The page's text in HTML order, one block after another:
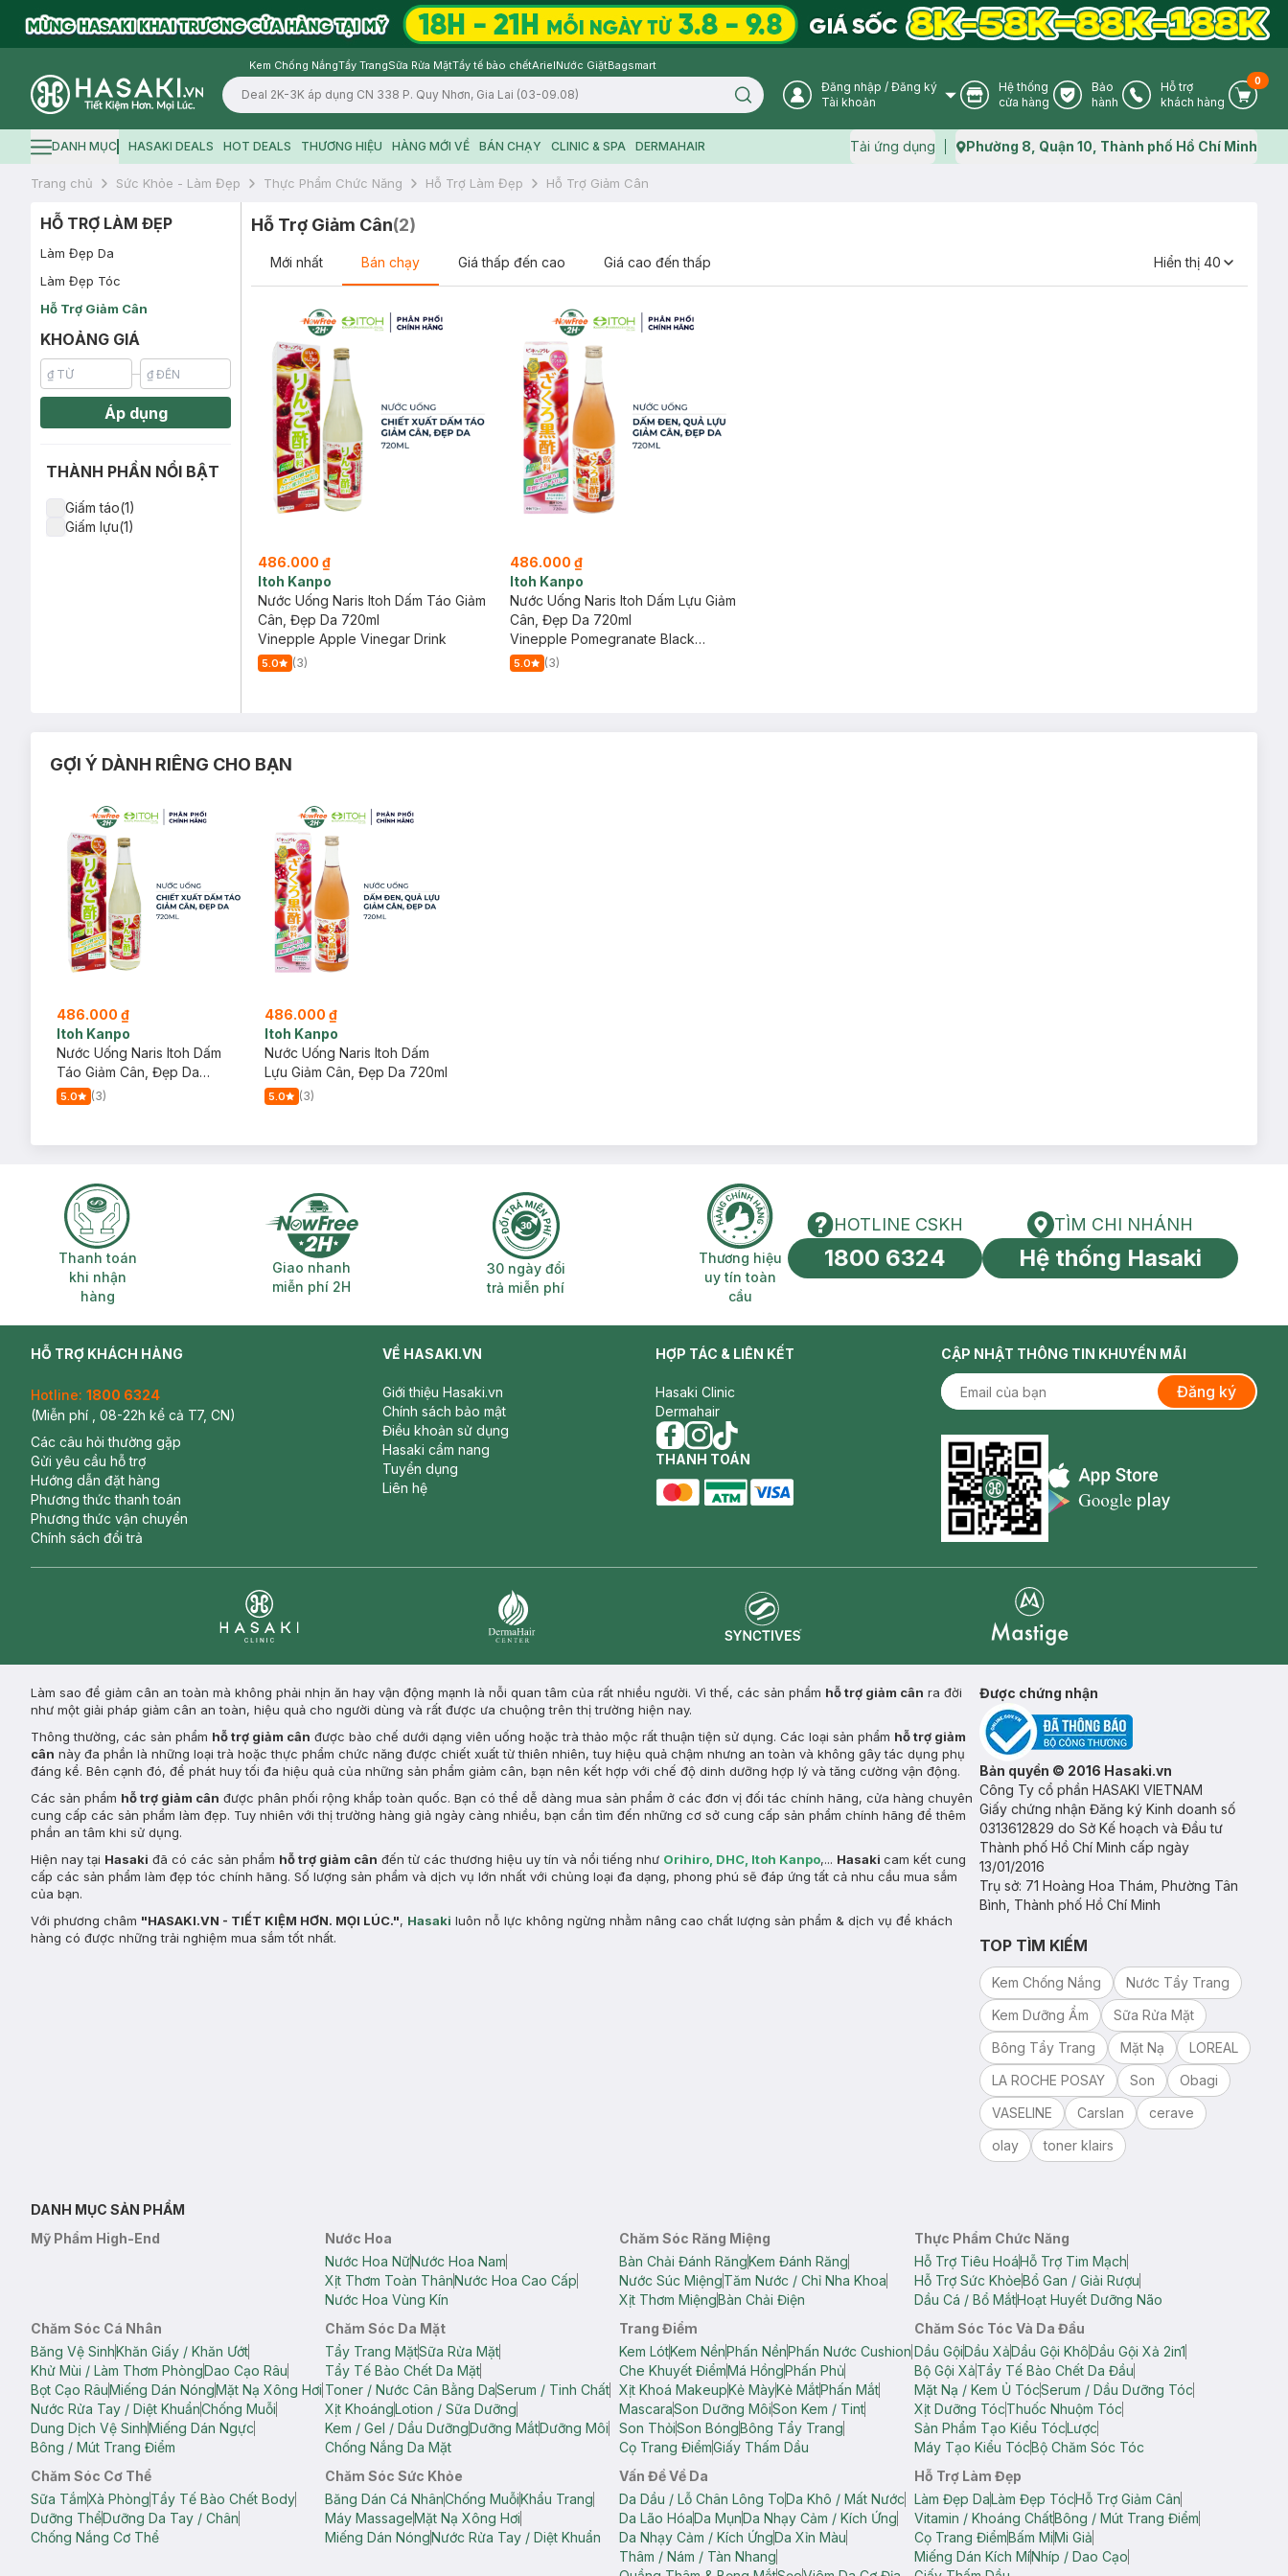
Kem Chống NắngTẩy TrangSữa Rửa MặtTẩy tế bào chếtArielNước GiặtBagsmart
Logo
Search icon User Icon
Đăng nhập / Đăng ký
Tài khoản
Store Icon
Hệ thống
cửa hàng
Warranty Icon
Bảo
hành
Phone Icon
Hỗ trợ
khách hàng
Cart
0
Hamburger icon
DANH MỤC HASAKI DEALS HOT DEALS THƯƠNG HIỆU HÀNG MỚI VỀ BÁN CHẠY CLINIC & SPA DERMAHAIR Tải ứng dụng Map icon
Phường 8, Quận 10, Thành phố Hồ Chí Minh
Trang chủ Sức Khỏe - Làm Đẹp Thực Phẩm Chức Năng Hỗ Trợ Làm Đẹp Hỗ Trợ Giảm Cân
HỖ TRỢ LÀM ĐẸP
Làm Đẹp Da
Làm Đẹp Tóc
Hỗ Trợ Giảm Cân
KHOẢNG GIÁ
Áp dụng
THÀNH PHẦN NỔI BẬT
Giấm táo(1)
Giấm lựu(1)
Hỗ Trợ Giảm Cân(2)
Mới nhất Bán chạy Giá thấp đến cao Giá cao đến thấp Hiển thị 40
486.000 ₫
Itoh Kanpo
Nước Uống Naris Itoh Dấm Táo Giảm
Cân, Đẹp Da 720ml
Vinepple Apple Vinegar Drink
5.0 (3)
486.000 ₫
Itoh Kanpo
Nước Uống Naris Itoh Dấm Lựu Giảm
Cân, Đẹp Da 720ml
Vinepple Pomegranate Black
Vinegar Drink
5.0 (3)
GỢI Ý DÀNH RIÊNG CHO BẠN
486.000 ₫
Itoh Kanpo
Nước Uống Naris Itoh Dấm
Táo Giảm Cân, Đẹp Da
720ml
5.0 (3)
486.000 ₫
Itoh Kanpo
Nước Uống Naris Itoh Dấm
Lựu Giảm Cân, Đẹp Da 720ml
5.0 (3)
Thanh toán khi nhận hàng
Thanh toán
khi nhận
hàng
Giao nhanh miễn phí 2H
Giao nhanh
miễn phí 2H
30 ngày đổi trả miễn phí
30 ngày đổi
trả miễn phí
Thương hiệu uy tín toàn cầu
Thương hiệu
uy tín toàn
cầu
HOTLINE CSKH
HOTLINE CSKH
1800 6324
Tìm chi nhánh
TÌM CHI NHÁNH
Hệ thống Hasaki
HỖ TRỢ KHÁCH HÀNG
Hotline: 1800 6324
(Miễn phí , 08-22h kể cả T7, CN)
Các câu hỏi thường gặp
Gửi yêu cầu hỗ trợ
Hướng dẫn đặt hàng
Phương thức thanh toán
Phương thức vận chuyển
Chính sách đổi trả
VỀ HASAKI.VN
Giới thiệu Hasaki.vn
Chính sách bảo mật
Điều khoản sử dụng
Hasaki cẩm nang
Tuyển dụng
Liên hệ
HỢP TÁC & LIÊN KẾT
Hasaki Clinic
Dermahair
facebook
instagram
tiktok
THANH TOÁN
CẬP NHẬT THÔNG TIN KHUYẾN MÃI
Đăng ký
Appstore icon
Làm sao để giảm cân an toàn mà không phải nhịn ăn hay vận động mạnh là nỗi quan tâm của rất nhiều người. Vì thế, các sản phẩm hỗ trợ giảm cân ra đời
như một giải pháp giảm cân an toàn, hiệu quả cho người dùng và rất được ưa chuộng trên thị trường hiện nay.
Thông thường, các sản phẩm hỗ trợ giảm cân được bào chế dưới dạng viên uống hoặc trà thảo mộc rất thuận tiện sử dụng. Các loại sản phẩm hỗ trợ giảm
cân này đa phần là những loại trà hoặc thực phẩm chức năng được chiết xuất từ thiên nhiên, tuy hiệu quả chậm nhưng an toàn và không gây tác dụng phụ
đáng kể. Bên cạnh đó, để phát huy tối đa hiệu quả của những sản phẩm giảm cân, bạn nên kết hợp với chế độ dinh dưỡng hợp lý và tăng cường vận động.
Các sản phẩm hỗ trợ giảm cân được phân phối rộng khắp toàn quốc. Bạn có thể dễ dàng mua sản phẩm ở các đơn vị đối tác chính hãng, cửa hàng chuyên
cung cấp các sản phẩm làm đẹp. Tuy nhiên với thị trường hàng giả ngày càng nhiều, bạn cần tìm đến những cơ sở cung cấp sản phẩm chính hãng để thêm
phần an tâm khi sử dụng.
Hiện nay tại Hasaki đã có các sản phẩm hỗ trợ giảm cân đến từ các thương hiệu uy tín và nổi tiếng như Orihiro DHC Itoh Kanpo,... Hasaki cam kết cung
cấp các sản phẩm làm đẹp tóc chính hãng. Số lượng sản phẩm và dịch vụ lớn nhất với chủng loại đa dạng, phong phú sẽ đáp ứng tất cả nhu cầu mua sắm
của bạn.
Với phương châm "HASAKI.VN - TIẾT KIỆM HƠN. MỌI LÚC.", Hasaki luôn nỗ lực không ngừng nhằm nâng cao chất lượng sản phẩm & dịch vụ để khách
hàng có được những trải nghiệm mua sắm tốt nhất.
Được chứng nhận
Bản quyền © 2016 Hasaki.vn
Công Ty cổ phần HASAKI VIETNAM
Giấy chứng nhận Đăng ký Kinh doanh số
0313612829 do Sở Kế hoạch và Đầu tư
Thành phố Hồ Chí Minh cấp ngày
13/01/2016
Trụ sở: 71 Hoàng Hoa Thám, Phường Tân
Bình, Thành phố Hồ Chí Minh
TOP TÌM KIẾM
Kem Chống Nắng
Nước Tẩy Trang
Kem Dưỡng Ẩm
Sữa Rửa Mặt
Bông Tẩy Trang
Mặt Nạ
LOREAL
LA ROCHE POSAY
Son
Obagi
VASELINE
Carslan
cerave
olay
toner klairs
DANH MỤC SẢN PHẨM
Mỹ Phẩm High-End
Nước Hoa
Nước Hoa NữNước Hoa Nam
Xịt Thơm Toàn ThânNước Hoa Cao Cấp
Nước Hoa Vùng Kín
Chăm Sóc Răng Miệng
Bàn Chải Đánh RăngKem Đánh Răng
Nước Súc MiệngTăm Nước / Chỉ Nha Khoa
Xịt Thơm MiệngBàn Chải Điện
Thực Phẩm Chức Năng
Hỗ Trợ Tiêu HoáHỗ Trợ Tim Mạch
Hỗ Trợ Sức KhỏeBổ Gan / Giải Rượu
Dầu Cá / Bổ MắtHoạt Huyết Dưỡng Não
Chăm Sóc Cá Nhân
Băng Vệ SinhKhăn Giấy / Khăn Ướt
Khử Mùi / Làm Thơm PhòngDao Cạo Râu
Bọt Cạo RâuMiếng Dán NóngMặt Nạ Xông Hơi
Nước Rửa Tay / Diệt KhuẩnChống Muỗi
Dung Dịch Vệ SinhMiếng Dán Ngực
Bông / Mút Trang Điểm
Chăm Sóc Da Mặt
Tẩy Trang MặtSữa Rửa Mặt
Tẩy Tế Bào Chết Da Mặt
Toner / Nước Cân Bằng DaSerum / Tinh Chất
Xịt KhoángLotion / Sữa Dưỡng
Kem / Gel / Dầu DưỡngDưỡng MắtDưỡng Môi
Chống Nắng Da Mặt
Trang Điểm
Kem LótKem NềnPhấn NềnPhấn Nước Cushion
Che Khuyết ĐiểmMá HồngPhấn Phủ
Xịt Khoá MakeupKẻ MàyKẻ MắtPhấn Mắt
MascaraSon Dưỡng MôiSon Kem / Tint
Son ThỏiSon BóngBông Tẩy Trang
Cọ Trang ĐiểmGiấy Thấm Dầu
Chăm Sóc Tóc Và Da Đầu
Dầu GộiDầu XảDầu Gội KhôDầu Gội Xả 2in1
Bộ Gội XảTẩy Tế Bào Chết Da Đầu
Mặt Nạ / Kem Ủ TócSerum / Dầu Dưỡng Tóc
Xịt Dưỡng TócThuốc Nhuộm Tóc
Sản Phẩm Tạo Kiểu TócLược
Máy Tạo Kiểu TócBộ Chăm Sóc Tóc
Chăm Sóc Cơ Thể
Sữa TắmXà PhòngTẩy Tế Bào Chết Body
Dưỡng ThểDưỡng Da Tay / Chân
Chống Nắng Cơ Thể
Chăm Sóc Sức Khỏe
Băng Dán Cá NhânChống MuỗiKhẩu Trang
Máy MassageMặt Nạ Xông Hơi
Miếng Dán NóngNước Rửa Tay / Diệt Khuẩn
Vấn Đề Về Da
Da Dầu / Lỗ Chân Lông ToDa Khô / Mất Nước
Da Lão HóaDa MụnDa Nhạy Cảm / Kích Ứng
Da Nhạy Cảm / Kích ỨngDa Xỉn Màu
Thâm / Nám / Tàn Nhang
Hỗ Trợ Làm Đẹp
Làm Đẹp DaLàm Đẹp TócHỗ Trợ Giảm Cân
Vitamin / Khoáng ChấtBông / Mút Trang Điểm
Cọ Trang ĐiểmBấm MiMi Giả
Miếng Dán Kích MíNhíp / Dao Cạo